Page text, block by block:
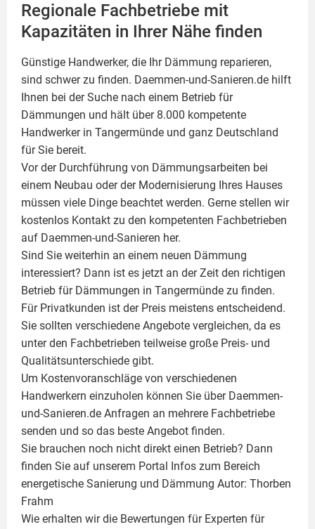
Regionale Fachbetriebe mit
Kapazitäten in Ihrer Nähe finden
Günstige Handwerker, die Ihr Dämmung reparieren,
sind schwer zu finden. Daemmen-und-Sanieren.de hilft
Ihnen bei der Suche nach einem Betrieb für
Dämmungen und hält über 8.000 kompetente
Handwerker in Tangermünde und ganz Deutschland
für Sie bereit.
Vor der Durchführung von Dämmungsarbeiten bei
einem Neubau oder der Modernisierung Ihres Hauses
müssen viele Dinge beachtet werden. Gerne stellen wir
kostenlos Kontakt zu den kompetenten Fachbetrieben
auf Daemmen-und-Sanieren her.
Sind Sie weiterhin an einem neuen Dämmung
interessiert? Dann ist es jetzt an der Zeit den richtigen
Betrieb für Dämmungen in Tangermünde zu finden.
Für Privatkunden ist der Preis meistens entscheidend.
Sie sollten verschiedene Angebote vergleichen, da es
unter den Fachbetrieben teilweise große Preis- und
Qualitätsunterschiede gibt.
Um Kostenvoranschläge von verschiedenen
Handwerkern einzuholen können Sie über Daemmen-
und-Sanieren.de Anfragen an mehrere Fachbetriebe
senden und so das beste Angebot finden.
Sie brauchen noch nicht direkt einen Betrieb? Dann
finden Sie auf unserem Portal Infos zum Bereich
energetische Sanierung und Dämmung Autor: Thorben
Frahm
Wie erhalten wir die Bewertungen für Experten für